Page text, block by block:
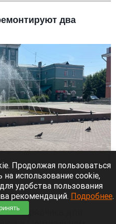
два
подрядчика для
Продолжая пользоваться
использование cookie,
удобства пользования
рекомендаций. Подробнее.